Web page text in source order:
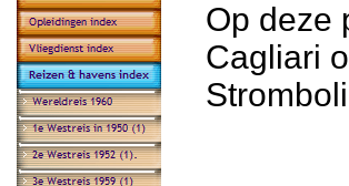
Op deze
Cagliari